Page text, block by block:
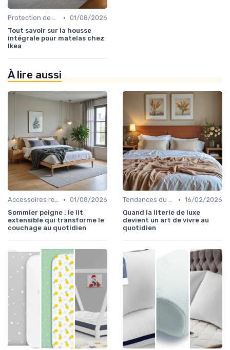
Protection de matelas • 01/08/2026
Tout savoir sur la housse
intégrale pour matelas chez
Ikea
À lire aussi
Accessoires recommandés • 01/08/2026
Sommier peigne : le lit
extensible qui transforme le
couchage au quotidien
Tendances du sommeil • 16/02/2026
Quand la literie de luxe
devient un art de vivre au
quotidien